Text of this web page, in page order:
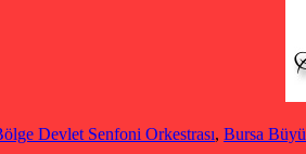
Devlet Senfoni Orkestrası, Bursa